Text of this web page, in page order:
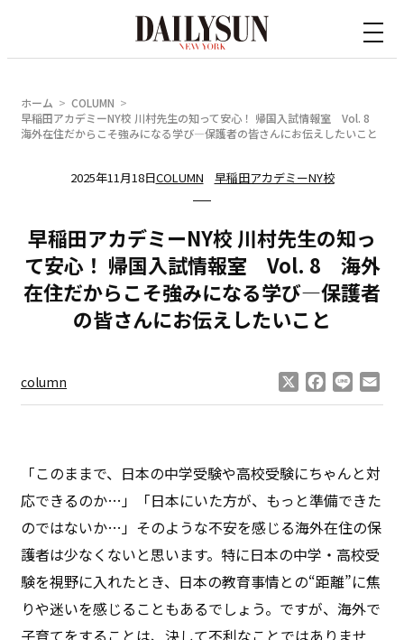
ホーム
COLUMN
早稲田アカデミーNY校 川村先生の知って安心！ 帰国入試情報室 Vol. 8
海外在住だからこそ強みになる学び―保護者の皆さんにお伝えしたいこと
2025年11月18日COLUMN 早稲田アカデミーNY校
早稲田アカデミーNY校 川村先生の知っ
て安心！ 帰国入試情報室 Vol. 8 海外
在住だからこそ強みになる学び―保護者
の皆さんにお伝えしたいこと
column Facebook
Line
「このままで、日本の中学受験や高校受験にちゃんと対
応できるのか…」「日本にいた方が、もっと準備できた
のではないか…」そのような不安を感じる海外在住の保
護者は少なくないと思います。特に日本の中学・高校受
験を視野に入れたとき、日本の教育事情との“距離”に焦
りや迷いを感じることもあるでしょう。ですが、海外で
子育てをすることは、決して不利なことではありませ